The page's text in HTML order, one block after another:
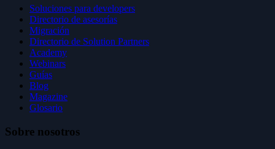
Soluciones para developers
Directorio de asesorías
Migración
Directorio de Solution Partners
Academy
Webinars
Guías
Blog
Magazine
Glosario
Sobre nosotros